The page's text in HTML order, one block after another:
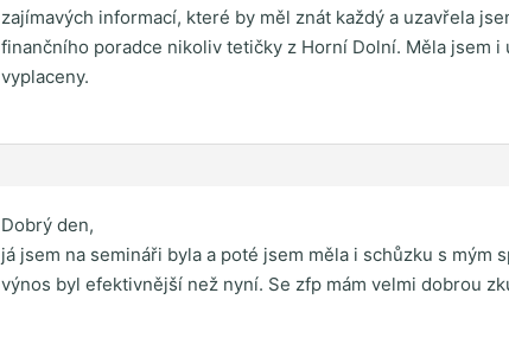
zajímavých informací, které by měl znát každý a uzavřela
finančního poradce nikoliv tetičky z Horní Dolní. Měla jsem
vyplaceny.
Dobrý den,
já jsem na semináři byla a poté jsem měla i schůzku s
výnos byl efektivnější než nyní. Se zfp mám velmi dobrou